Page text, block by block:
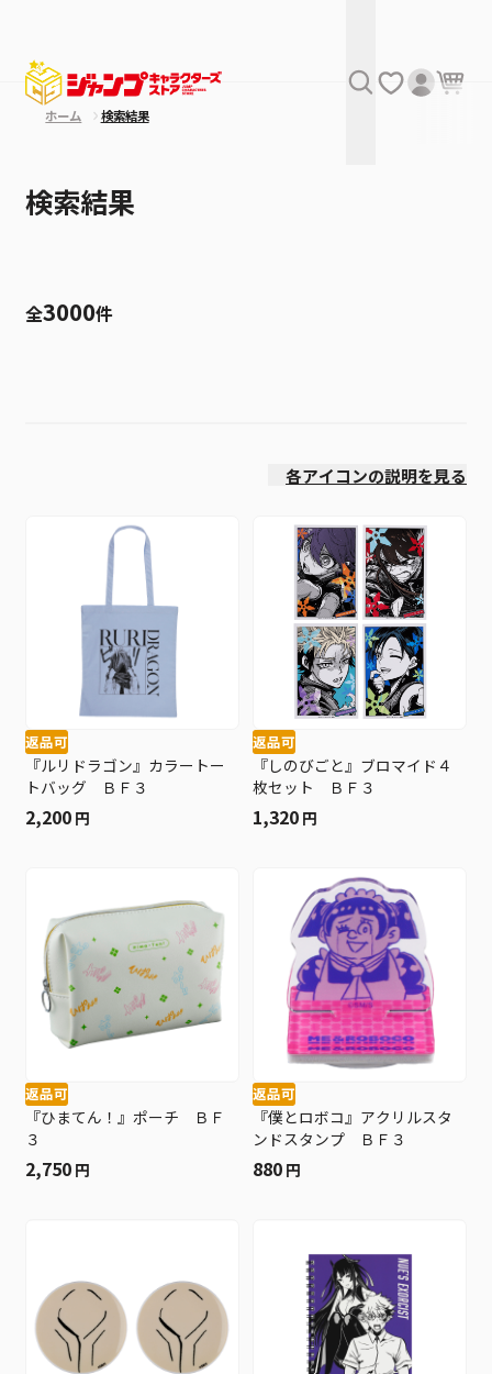
ホーム 検索結果
検索結果
全3000件
各アイコンの説明を見る
返品可
『ルリドラゴン』カラートー
トバッグ ＢＦ３
2,200 円
返品可
『しのびごと』ブロマイド４
枚セット ＢＦ３
1,320 円
返品可
『ひまてん！』ポーチ ＢＦ
３
2,750 円
返品可
『僕とロボコ』アクリルスタ
ンドスタンプ ＢＦ３
880 円